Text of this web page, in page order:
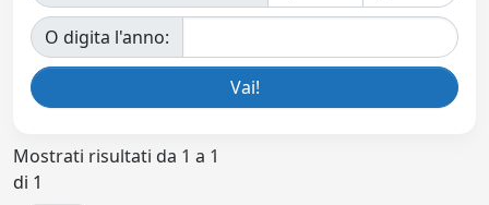
O digita l'anno:
Mostrati risultati da 1 a 1
di 1